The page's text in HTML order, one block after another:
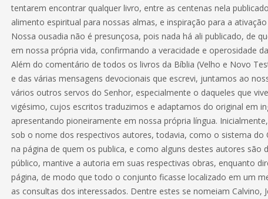
tentarem encontrar qualquer livro, entre as centenas nela
alimento espiritual para nossas almas, e inspiração para a
Nossa ousadia não é presunçosa, pois nada há ali publicado, de
em nossa própria vida, confirmando a veracidade e operosidade
Além do comentário de todos os livros da Bíblia (Velho e Novo
e das várias mensagens devocionais que escrevi, juntamos ao
vários outros servos do Senhor, especialmente o daqueles que
vigésimo, cujos escritos traduzimos e adaptamos do original em
apresentando pioneiramente em nossa própria língua.
sob o nome dos respectivos autores, todavia, como o sistema do
na página de quem os publica, e como alguns destes autores são
público, mantive a autoria em suas respectivas obras, enquanto
página, de modo que todo o conjunto ficasse localizado em um
as consultas dos interessados. Dentre estes se nomeiam Calvino,